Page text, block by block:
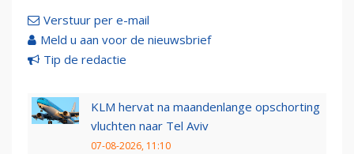
Verstuur per e-mail
Meld u aan voor de nieuwsbrief
Tip de redactie
KLM hervat na maandenlange opschorting
vluchten naar Tel Aviv
07-08-2026, 11:10